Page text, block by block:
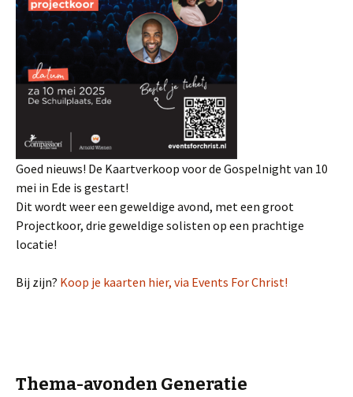
Goed nieuws! De Kaartverkoop voor de Gospelnight van 10
mei in Ede is gestart!
Dit wordt weer een geweldige avond, met een groot
Projectkoor, drie geweldige solisten op een prachtige
locatie!
Bij zijn? Koop je kaarten hier, via Events For Christ!
Thema-avonden Generatie